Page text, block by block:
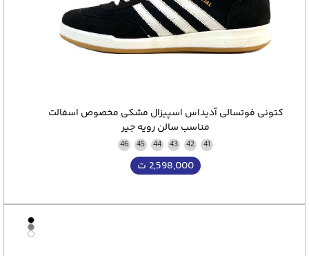
کتونی فوتسالی آدیداس اسپیزال مشکی مخصوص اسفالت
مناسب سالن رویه جیر
41
42
43
44
45
46
2,598,000 ت